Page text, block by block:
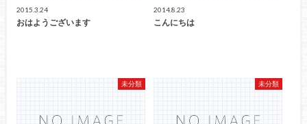
2015.3.24
おはようございます
2014.8.23
こんにちは
未分類 未分類